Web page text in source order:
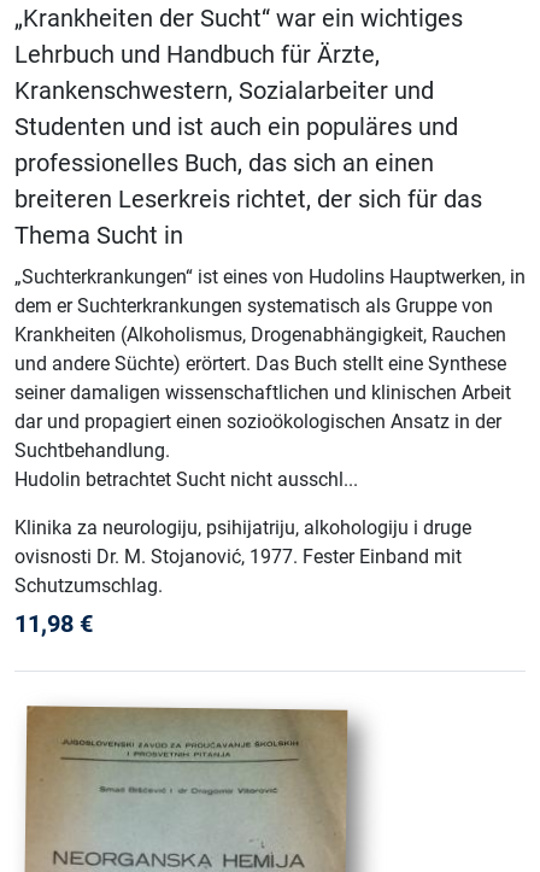
„Krankheiten der Sucht“ war ein wichtiges
Lehrbuch und Handbuch für Ärzte,
Krankenschwestern, Sozialarbeiter und
Studenten und ist auch ein populäres und
professionelles Buch, das sich an einen
breiteren Leserkreis richtet, der sich für das
Thema Sucht in
„Suchterkrankungen“ ist eines von Hudolins Hauptwerken, in
dem er Suchterkrankungen systematisch als Gruppe von
Krankheiten (Alkoholismus, Drogenabhängigkeit, Rauchen
und andere Süchte) erörtert. Das Buch stellt eine Synthese
seiner damaligen wissenschaftlichen und klinischen Arbeit
dar und propagiert einen sozioökologischen Ansatz in der
Suchtbehandlung.
Hudolin betrachtet Sucht nicht ausschl...
Klinika za neurologiju, psihijatriju, alkohologiju i druge
ovisnosti Dr. M. Stojanović, 1977. Fester Einband mit
Schutzumschlag.
11,98 €